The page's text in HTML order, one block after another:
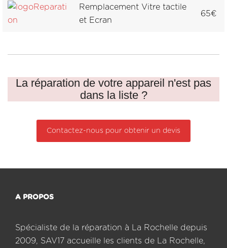
Remplacement Vitre tactile
et Ecran
65€
La réparation de votre appareil n'est pas
dans la liste ?
Contactez-nous pour obtenir un devis
A PROPOS
Spécialiste de la réparation à La Rochelle depuis
2009, SAV17 accueille les clients de La Rochelle,